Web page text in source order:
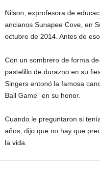
Nilson, exprofesora de
ancianos Sunapee Cove, en
octubre de 2014. Antes de
Con un sombrero de forma
pastelillo de durazno en su
Singers entonó la famosa
Ball Game” en su honor.
Cuando le preguntaron si
años, dijo que no hay que
la vida.